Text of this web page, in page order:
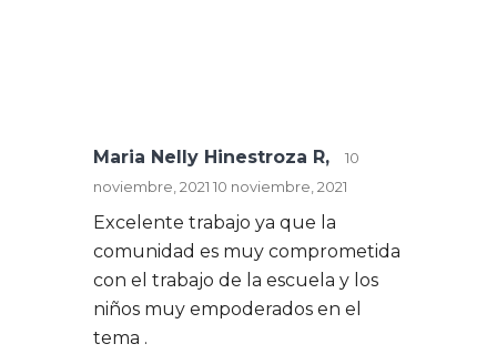
Maria Nelly Hinestroza R,
10
noviembre, 2021 10 noviembre, 2021
Excelente trabajo ya que la
comunidad es muy comprometida
con el trabajo de la escuela y los
niños muy empoderados en el
tema .